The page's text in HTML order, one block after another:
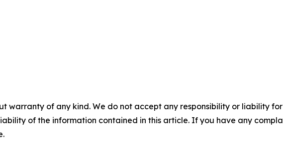
warranty of any kind. We do not accept any responsibility or liability
of the information contained in this article. If you have any